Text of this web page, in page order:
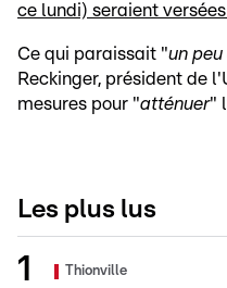
ce lundi) seraient
Ce qui paraissait "un
Reckinger, président de
mesures pour "atténuer"
Les plus lus
Thionville